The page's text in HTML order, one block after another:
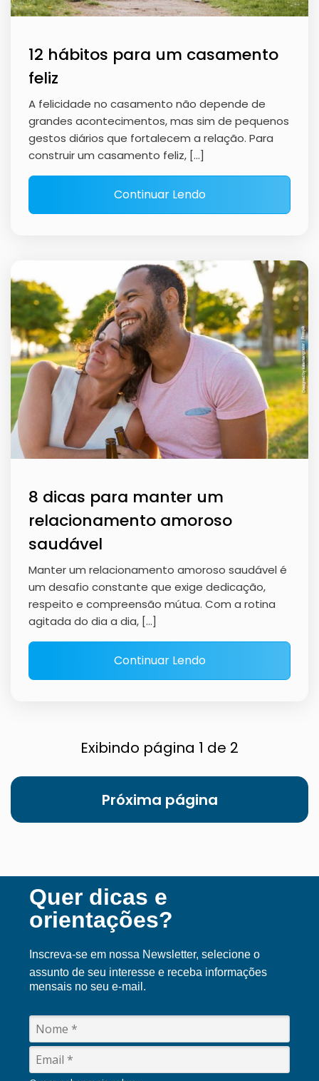
12 hábitos para um casamento
feliz
A felicidade no casamento não depende de
grandes acontecimentos, mas sim de pequenos
gestos diários que fortalecem a relação. Para
construir um casamento feliz, […]
Continuar Lendo
8 dicas para manter um
relacionamento amoroso
saudável
Manter um relacionamento amoroso saudável é
um desafio constante que exige dedicação,
respeito e compreensão mútua. Com a rotina
agitada do dia a dia, […]
Continuar Lendo
Exibindo página 1 de 2
Próxima página
Quer dicas e
orientações?
Inscreva-se em nossa Newsletter, selecione o
assunto de seu interesse e receba informações
mensais no seu e-mail.